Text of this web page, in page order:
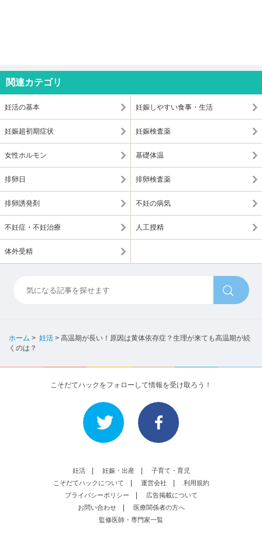
関連カテゴリ
妊活の基本 妊娠しやすい食事・生活
妊娠超初期症状 妊娠検査薬
女性ホルモン 基礎体温
排卵日 排卵検査薬
排卵誘発剤 不妊の病気
不妊症・不妊治療 人工授精
体外受精
ホーム > 妊活 > 高温期が長い！原因は黄体依存症？生理が来ても高温期が続
くのは？
こそだてハックをフォローして情報を受け取ろう！
妊活 妊娠・出産
子育て・育児
こそだてハックについて
運営会社
利用規約
プライバシーポリシー
広告掲載について
お問い合わせ
医療関係者の方へ
監修医師・専門家一覧